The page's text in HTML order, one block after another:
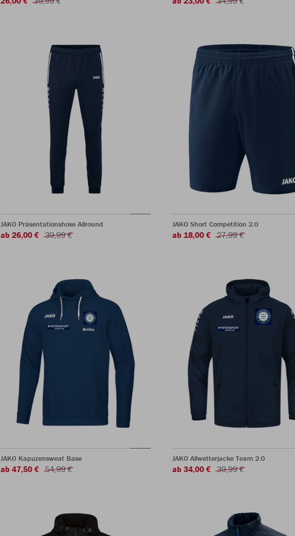
JAKO Präsentationshose Allround
ab 26,00 € 39,99 €
JAKO Short Competition 2.0
ab 18,00 € 27,99 €
JAKO Kapuzensweat Base
ab 47,50 € 54,99 €
JAKO Allwetterjacke Team 2.0
ab 34,00 € 39,99 €